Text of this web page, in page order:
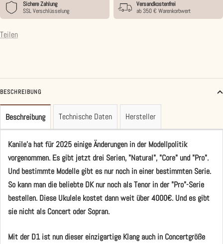
Sichere Zahlung
SSL Verschlüsselung
Versandkostenfrei
ab 350 € Warenkorbwert
Teilen
BESCHREIBUNG
Beschreibung Technische Daten Hersteller
Kanile'a hat für 2025 einige Änderungen in der Modellpolitik
vorgenommen. Es gibt jetzt drei Serien, "Natural", "Core" und "Pro".
Und bestimmte Modelle gibt es nur noch in einer bestimmten Serie.
So kann man die beliebte DK nur noch als Tenor in der "Pro"-Serie
bestellen. Diese Ukulele kostet dann weit über 4000€. Und es gibt
sie nicht als Concert oder Sopran.
Mit der D1 ist nun dieser einzigartige Klang auch in Concertgröße